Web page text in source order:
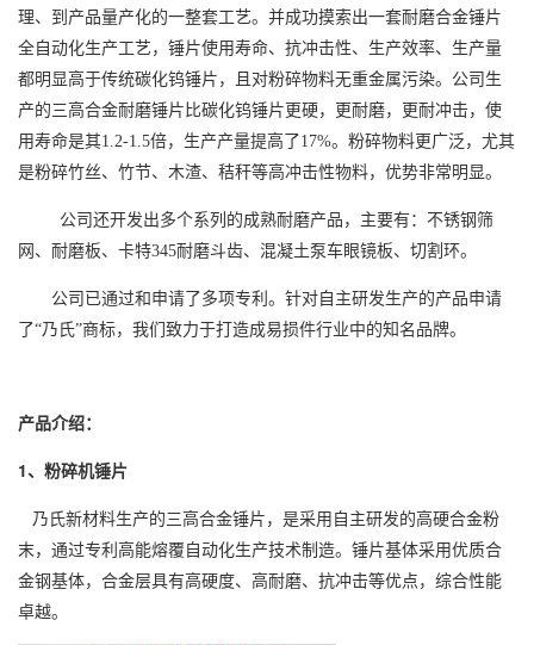
理、到产品量产化的一整套工艺。并成功摸索出一套耐磨合金锤片
全自动化生产工艺，锤片使用寿命、抗冲击性、生产效率、生产量
都明显高于传统碳化钨锤片，且对粉碎物料无重金属污染。公司生
产的三高合金耐磨锤片比碳化钨锤片更硬，更耐磨，更耐冲击，使
用寿命是其1.2-1.5倍，生产产量提高了17%。粉碎物料更广泛，尤其
是粉碎竹丝、竹节、木渣、秸秆等高冲击性物料，优势非常明显。
公司还开发出多个系列的成熟耐磨产品，主要有：不锈钢筛
网、耐磨板、卡特345耐磨斗齿、混凝土泵车眼镜板、切割环。
公司已通过和申请了多项专利。针对自主研发生产的产品申请
了“乃氏”商标，我们致力于打造成易损件行业中的知名品牌。
产品介绍：
1、粉碎机锤片
乃氏新材料生产的三高合金锤片，是采用自主研发的高硬合金粉
末，通过专利高能熔覆自动化生产技术制造。锤片基体采用优质合
金钢基体，合金层具有高硬度、高耐磨、抗冲击等优点，综合性能
卓越。